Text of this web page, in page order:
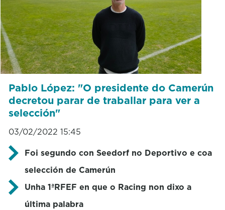
Pablo López: "O presidente do Camerún
decretou parar de traballar para ver a
selección"
03/02/2022 15:45
Foi segundo con Seedorf no Deportivo e coa
selección de Camerún
Unha 1ªRFEF en que o Racing non dixo a
última palabra